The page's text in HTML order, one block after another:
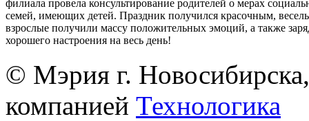
филиала провела консультирование родителей о мерах
семей, имеющих детей. Праздник получился красочным,
взрослые получили массу положительных эмоций, а также
хорошего настроения на весь день!
© Мэрия г.
компанией Технологика